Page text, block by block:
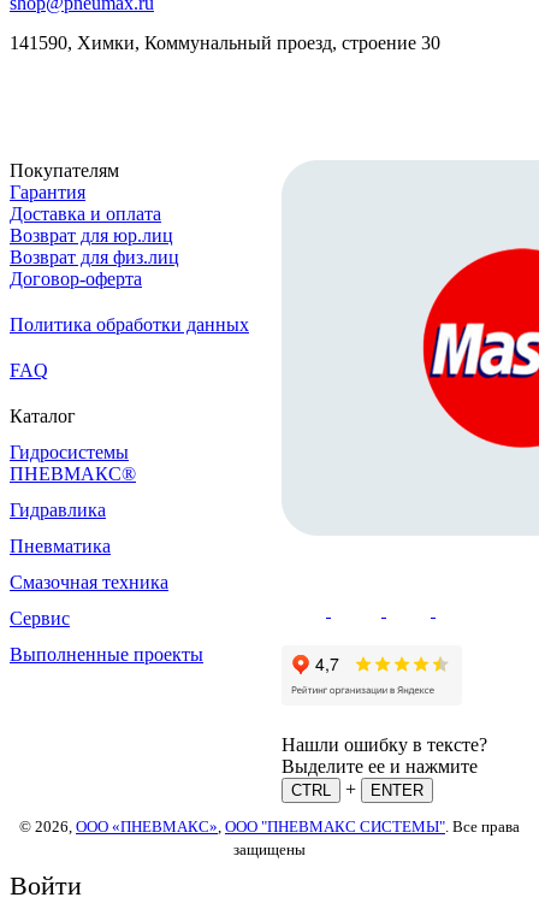
141590, Химки, Коммунальный проезд, строение 30
Покупателям
Гарантия
Доставка и оплата
Возврат для юр.лиц
Возврат для физ.лиц
Договор-оферта
Политика обработки данных
FAQ
Каталог
Гидросистемы
ПНЕВМАКС®
Гидравлика
Пневматика
Смазочная техника
Сервис
Выполненные проекты
Нашли ошибку в тексте?
Выделите ее и нажмите
CTRL +
ENTER
© 2026, ООО «ПНЕВМАКС» ООО "ПНЕВМАКС СИСТЕМЫ" . Все права
защищены
Войти